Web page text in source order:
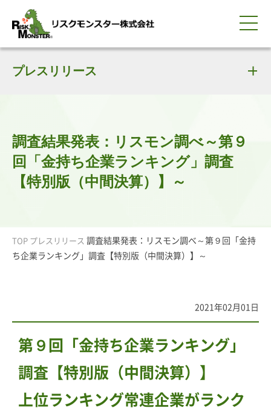
サービス紹介
選ばれる理由
知る・学ぶ
導入事例
企業情報
採用情報
IR情報
お問い合わせ
0120-259-440
平日9:00-18:00(土日祝除く)
プレスリリース
調査結果発表：リスモン調べ～第９
回「金持ち企業ランキング」調査
【特別版（中間決算）】～
TOP プレスリリース 調査結果発表：リスモン調べ～第９回「金持
ち企業ランキング」調査【特別版（中間決算）】～
2021年02月01日
第９回「金持ち企業ランキング」
調査【特別版（中間決算）】
上位ランキング常連企業がランク